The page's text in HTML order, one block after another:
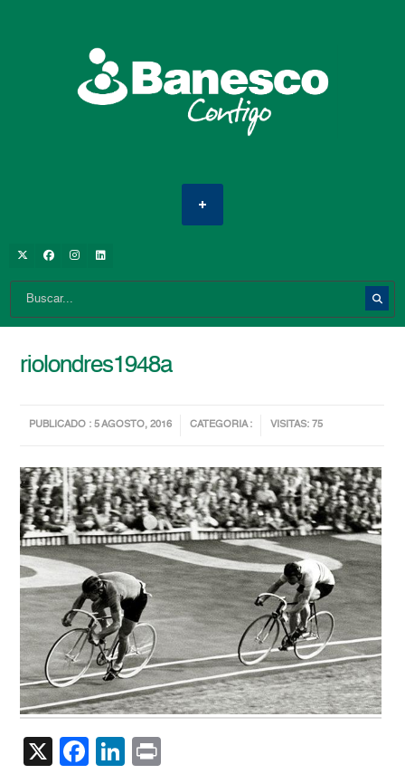
riolondres1948a
PUBLICADO : 5 AGOSTO, 2016 CATEGORIA : VISITAS: 75
X Facebook
LinkedIn